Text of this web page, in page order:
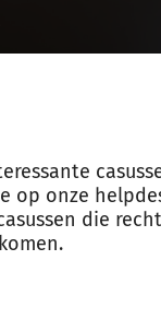
op onze
die